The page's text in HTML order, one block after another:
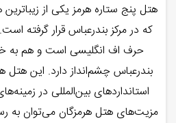
هتل پنج ستاره هرمز یکی از
که در مرکز بندرعباس قرار گرفته
حرف اف انگلیسی است و هم به
بندرعباس چشم‌انداز دارد. این
استانداردهای بین‌المللی در
مزیت‌های هتل هرمزگان می‌توان به